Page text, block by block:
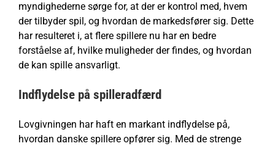
myndighederne sørge for, at der er kontrol med, hvem
der tilbyder spil, og hvordan de markedsfører sig. Dette
har resulteret i, at flere spillere nu har en bedre
forståelse af, hvilke muligheder der findes, og hvordan
de kan spille ansvarligt.
Indflydelse på spilleradfærd
Lovgivningen har haft en markant indflydelse på,
hvordan danske spillere opfører sig. Med de strenge